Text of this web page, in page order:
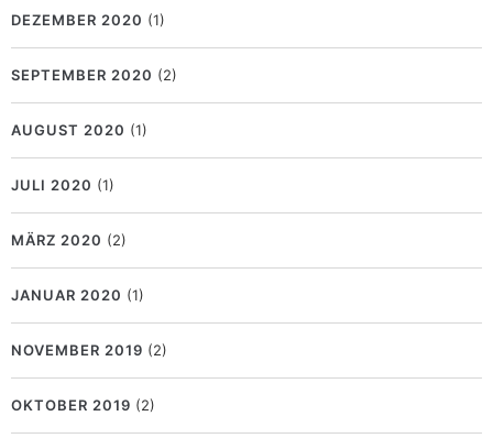
DEZEMBER 2020 (1)
SEPTEMBER 2020 (2)
AUGUST 2020 (1)
JULI 2020 (1)
MÄRZ 2020 (2)
JANUAR 2020 (1)
NOVEMBER 2019 (2)
OKTOBER 2019 (2)